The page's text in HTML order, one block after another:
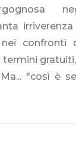
confronti
termini
"così è